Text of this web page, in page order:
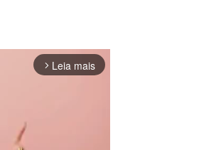
arrow_forward_ios Leia mais